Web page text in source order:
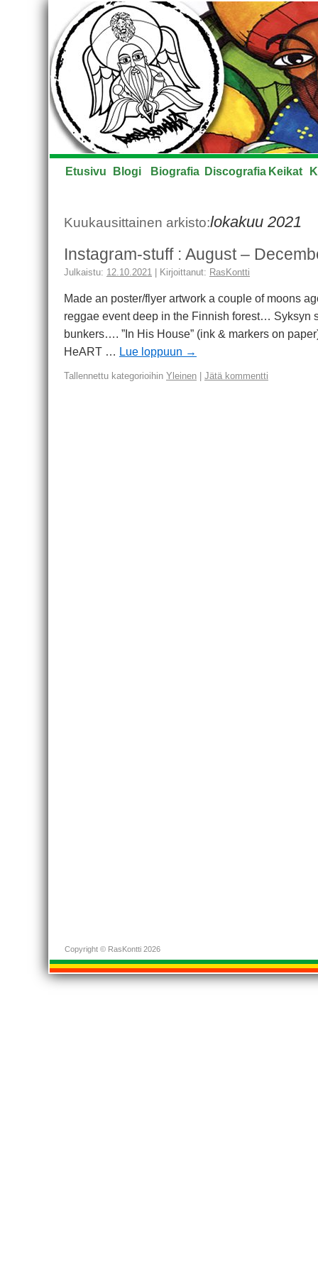
Etusivu Blogi Biografia Discografia Keikat
Kuukausittainen arkisto:lokakuu 2021
Instagram-stuff : August –
Julkaistu: 12.10.2021 Kirjoittanut: RasKontti
Made an poster/flyer artwork a couple of moons
reggae event deep in the Finnish forest… Syksyn
bunkers…. ”In His House” (ink & markers on
HeART … Lue loppuun →
Tallennettu kategorioihin Yleinen Jätä kommentti
Copyright © RasKontti 2026